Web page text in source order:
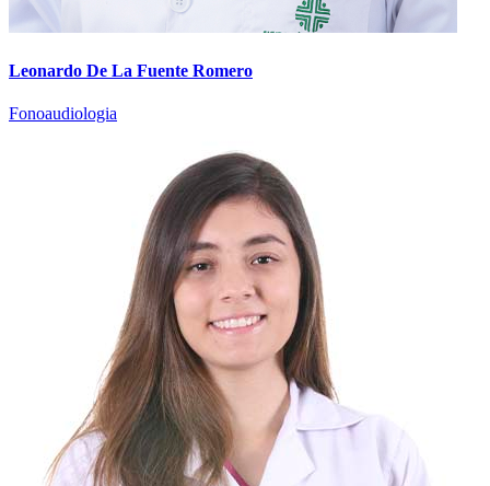
Leonardo De La Fuente Romero
Fonoaudiologia